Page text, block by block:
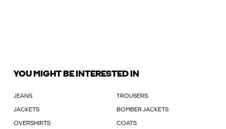
YOU MIGHT BE INTERESTED IN
JEANS TROUSERS
JACKETS BOMBER JACKETS
OVERSHIRTS COATS